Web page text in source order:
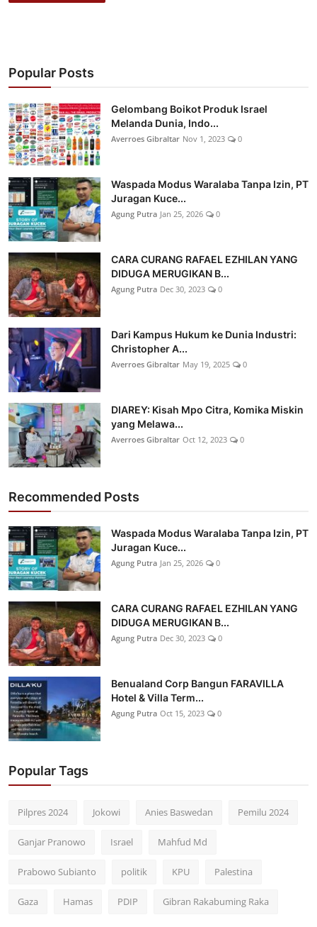
Popular Posts
Gelombang Boikot Produk Israel
Melanda Dunia, Indo...
Averroes Gibraltar Nov 1, 2023 0
Waspada Modus Waralaba Tanpa Izin, PT
Juragan Kuce...
Agung Putra Jan 25, 2026 0
CARA CURANG RAFAEL EZHILAN YANG
DIDUGA MERUGIKAN B...
Agung Putra Dec 30, 2023 0
Dari Kampus Hukum ke Dunia Industri:
Christopher A...
Averroes Gibraltar May 19, 2025 0
DIAREY: Kisah Mpo Citra, Komika Miskin
yang Melawa...
Averroes Gibraltar Oct 12, 2023 0
Recommended Posts
Waspada Modus Waralaba Tanpa Izin, PT
Juragan Kuce...
Agung Putra Jan 25, 2026 0
CARA CURANG RAFAEL EZHILAN YANG
DIDUGA MERUGIKAN B...
Agung Putra Dec 30, 2023 0
Benualand Corp Bangun FARAVILLA
Hotel & Villa Term...
Agung Putra Oct 15, 2023 0
Popular Tags
Pilpres 2024 Jokowi Anies Baswedan Pemilu 2024
Ganjar Pranowo Israel Mahfud Md
Prabowo Subianto politik KPU Palestina
Gaza Hamas PDIP Gibran Rakabuming Raka